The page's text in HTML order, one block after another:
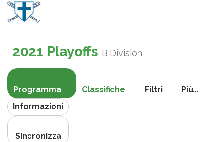
2021 Playoffs B Division
Programma Classifiche Filtri
Più...
Informazioni
Sincronizza